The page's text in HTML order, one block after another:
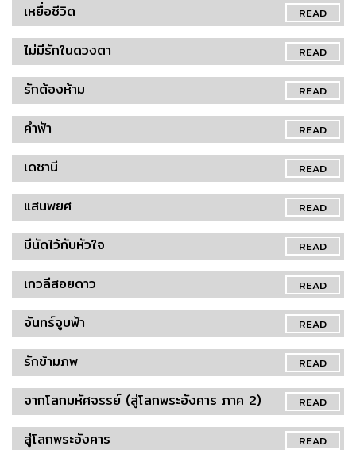
READ
เหยื่อชีวิต
READ
ไม่มีรักในดวงตา
READ
รักต้องห้าม
READ
คำฟ้า
READ
เดชานี
READ
แสนพยศ
READ
มีนัดไว้กับหัวใจ
READ
เกวลีสอยดาว
READ
จันทร์จูบฟ้า
READ
รักข้ามภพ
READ
จากโลกมหัศจรรย์ (สู่โลกพระอังคาร ภาค 2)
READ
สู่โลกพระอังคาร